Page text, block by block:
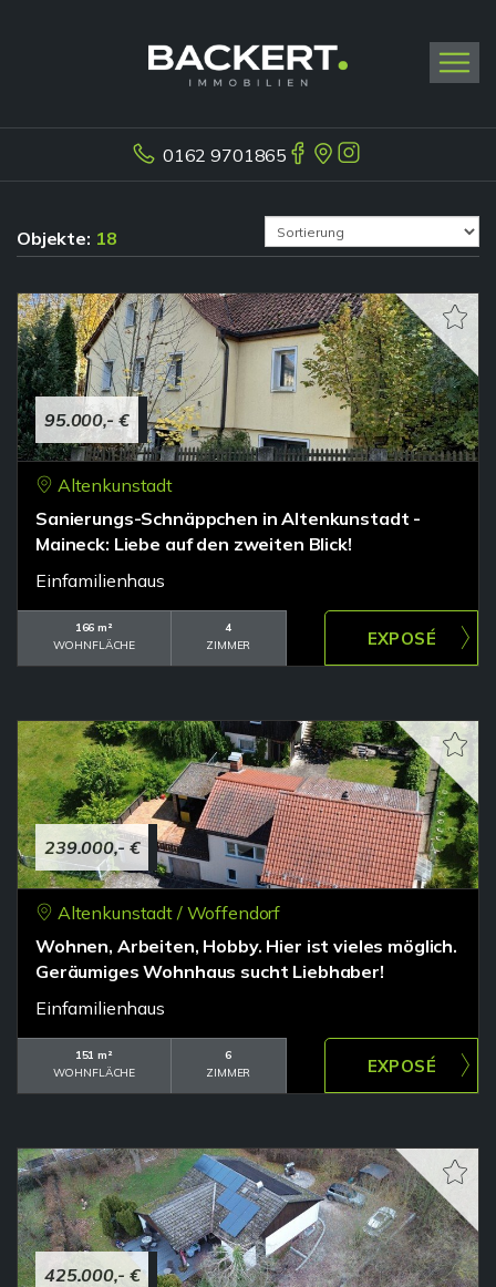
0162 9701865
Objekte: 18
95.000,- €
Altenkunstadt
Sanierungs-Schnäppchen in Altenkunstadt -
Maineck: Liebe auf den zweiten Blick!
Einfamilienhaus
166 m²
WOHNFLÄCHE
4
ZIMMER
239.000,- €
Altenkunstadt / Woffendorf
Wohnen, Arbeiten, Hobby. Hier ist vieles möglich.
Geräumiges Wohnhaus sucht Liebhaber!
Einfamilienhaus
151 m²
WOHNFLÄCHE
6
ZIMMER
425.000,- €